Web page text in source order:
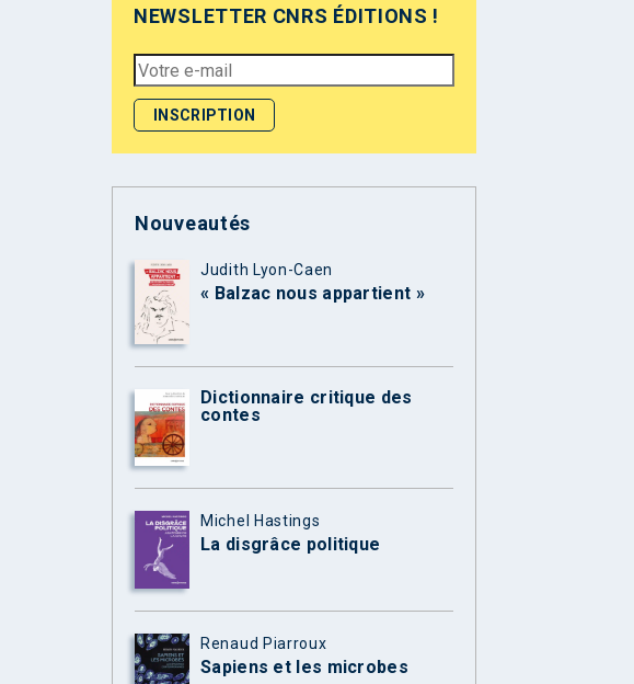
NEWSLETTER CNRS ÉDITIONS !
Nouveautés
Judith Lyon-Caen
« Balzac nous appartient »
Dictionnaire critique des
contes
Michel Hastings
La disgrâce politique
Renaud Piarroux
Sapiens et les microbes